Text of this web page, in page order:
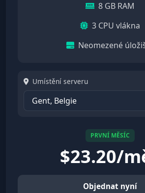
8 GB RAM
3 CPU vlákna
Neomezené
Umístění serveru
PRVNÍ MĚSÍC
$23.20/
Objednat nyní